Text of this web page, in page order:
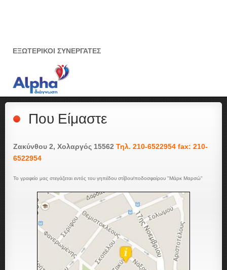
ΕΞΩΤΕΡΙΚΟΙ ΣΥΝΕΡΓΑΤΕΣ
Που Είμαστε
Ζακύνθου 2, Χολαργός 15562 Τηλ. 210-6522954 fax: 210-
6522954
Το γραφείο μας στεγάζεται εντός του γηπέδου στίβου/ποδοσφαίρου "Μάρκ Μαρσώ"